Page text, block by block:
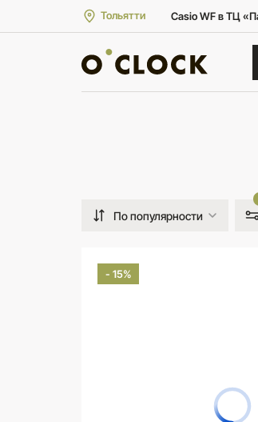
Тольятти Casio WF в ТЦ
По популярности
- 15%